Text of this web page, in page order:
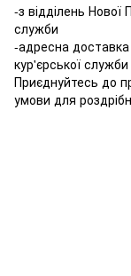
-з відділень
служби
-адресна
кур'єрської служби
Приєднуйтесь до
умови для